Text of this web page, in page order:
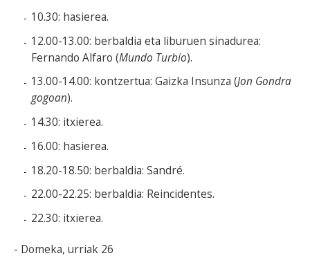
10.30: hasierea.
12.00-13.00: berbaldia eta liburuen sinadurea:
Fernando Alfaro (Mundo Turbio).
13.00-14.00: kontzertua: Gaizka Insunza (Jon Gondra
gogoan).
14.30: itxierea.
16.00: hasierea.
18.20-18.50: berbaldia: Sandré.
22.00-22.25: berbaldia: Reincidentes.
22.30: itxierea.
- Domeka, urriak 26